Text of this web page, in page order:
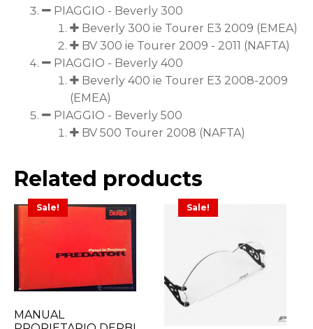
PIAGGIO - Beverly 300
Beverly 300 ie Tourer E3 2009 (EMEA)
BV 300 ie Tourer 2009 - 2011 (NAFTA)
PIAGGIO - Beverly 400
Beverly 400 ie Tourer E3 2008-2009
(EMEA)
PIAGGIO - Beverly 500
BV 500 Tourer 2008 (NAFTA)
Related products
Sale!
MANUAL
Sale!